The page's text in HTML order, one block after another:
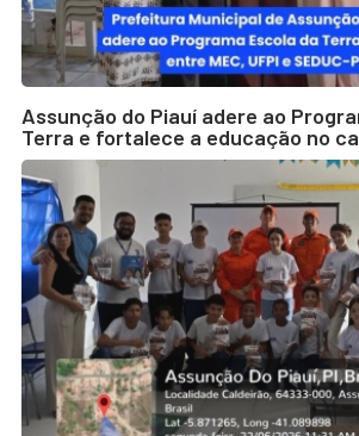
Assunção do Piauí adere ao
Terra e fortalece a educação no